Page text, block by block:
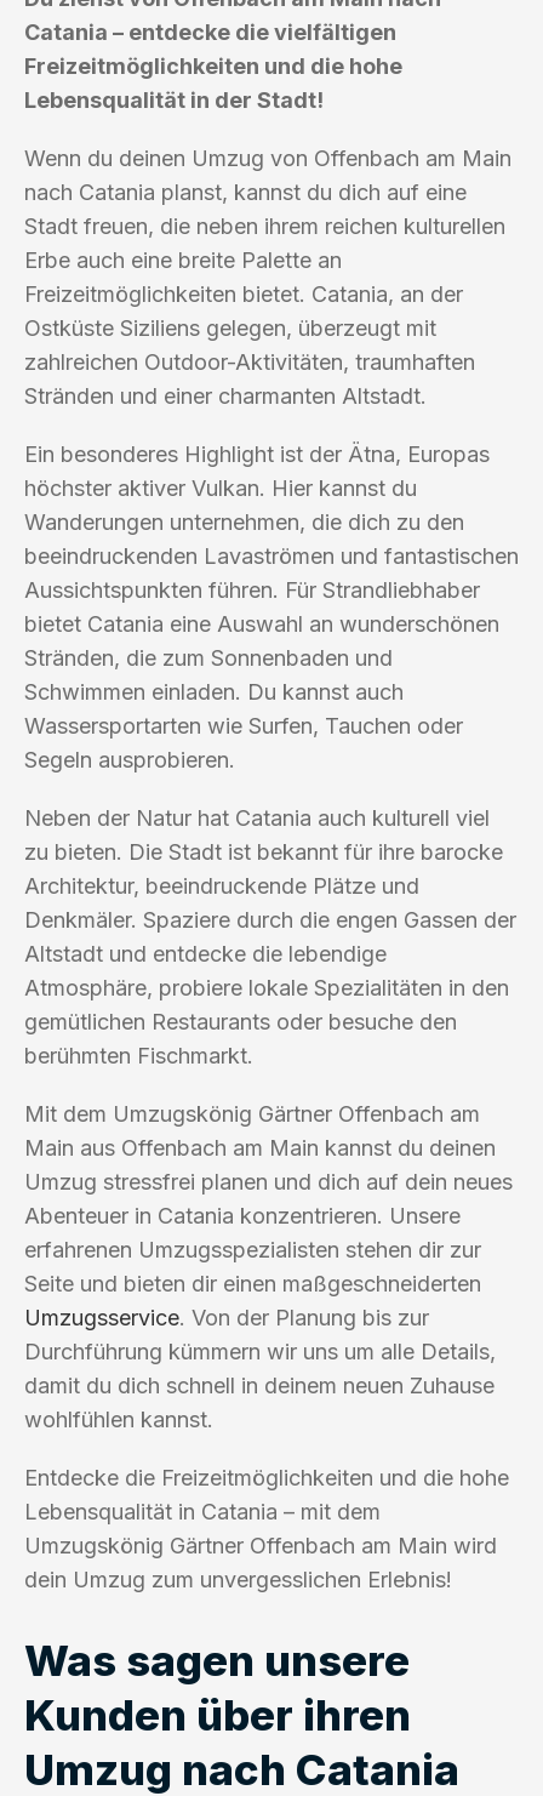
Catania – entdecke die vielfältigen
Freizeitmöglichkeiten und die hohe
Lebensqualität in der Stadt!
Wenn du deinen Umzug von Offenbach am Main
nach Catania planst, kannst du dich auf eine
Stadt freuen, die neben ihrem reichen kulturellen
Erbe auch eine breite Palette an
Freizeitmöglichkeiten bietet. Catania, an der
Ostküste Siziliens gelegen, überzeugt mit
zahlreichen Outdoor-Aktivitäten, traumhaften
Stränden und einer charmanten Altstadt.
Ein besonderes Highlight ist der Ätna, Europas
höchster aktiver Vulkan. Hier kannst du
Wanderungen unternehmen, die dich zu den
beeindruckenden Lavaströmen und fantastischen
Aussichtspunkten führen. Für Strandliebhaber
bietet Catania eine Auswahl an wunderschönen
Stränden, die zum Sonnenbaden und
Schwimmen einladen. Du kannst auch
Wassersportarten wie Surfen, Tauchen oder
Segeln ausprobieren.
Neben der Natur hat Catania auch kulturell viel
zu bieten. Die Stadt ist bekannt für ihre barocke
Architektur, beeindruckende Plätze und
Denkmäler. Spaziere durch die engen Gassen der
Altstadt und entdecke die lebendige
Atmosphäre, probiere lokale Spezialitäten in den
gemütlichen Restaurants oder besuche den
berühmten Fischmarkt.
Mit dem Umzugskönig Gärtner Offenbach am
Main aus Offenbach am Main kannst du deinen
Umzug stressfrei planen und dich auf dein neues
Abenteuer in Catania konzentrieren. Unsere
erfahrenen Umzugsspezialisten stehen dir zur
Seite und bieten dir einen maßgeschneiderten
Umzugsservice. Von der Planung bis zur
Durchführung kümmern wir uns um alle Details,
damit du dich schnell in deinem neuen Zuhause
wohlfühlen kannst.
Entdecke die Freizeitmöglichkeiten und die hohe
Lebensqualität in Catania – mit dem
Umzugskönig Gärtner Offenbach am Main wird
dein Umzug zum unvergesslichen Erlebnis!
Was sagen unsere
Kunden über ihren
Umzug nach Catania